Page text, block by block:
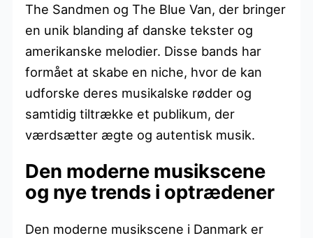
The Sandmen og The Blue Van, der bringer
en unik blanding af danske tekster og
amerikanske melodier. Disse bands har
formået at skabe en niche, hvor de kan
udforske deres musikalske rødder og
samtidig tiltrække et publikum, der
værdsætter ægte og autentisk musik.
Den moderne musikscene
og nye trends i optrædener
Den moderne musikscene i Danmark er